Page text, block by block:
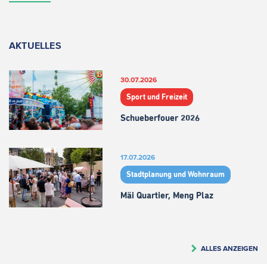
AKTUELLES
30.07.2026
Sport und Freizeit
Schueberfouer 2026
17.07.2026
Stadtplanung und Wohnraum
Mäi Quartier, Meng Plaz
ALLES ANZEIGEN